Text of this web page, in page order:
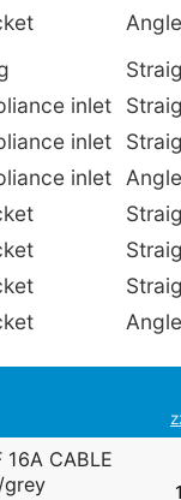
inlet
inlet
inlet
16A CABLE
grey